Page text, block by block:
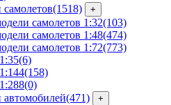
(1518) +
самолетов 1:32(103)
самолетов 1:48(474)
самолетов 1:72(773)
(6)
(158)
(0)
(471) +